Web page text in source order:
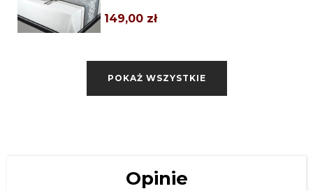
149,00 zł
199,00 zł
140X350
POKAŻ WSZYSTKIE
Opinie